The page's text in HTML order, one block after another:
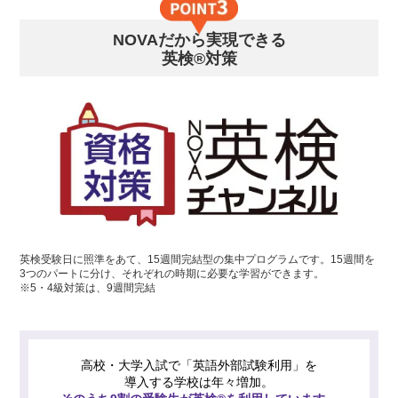
NOVAだから実現できる
英検®対策
英検受験日に照準をあて、15週間完結型の集中プログラムです。15週間を
3つのパートに分け、それぞれの時期に必要な学習ができます。
※5・4級対策は、9週間完結
高校・大学入試で「英語外部試験利用」を
導入する学校は年々増加。